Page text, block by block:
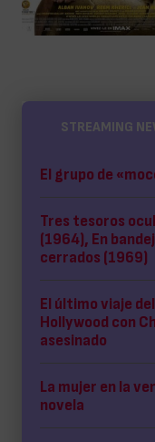
STREAMING
El grupo de
Tres tesoros
(1964), En
cerrados (1969)
El último viaje
Hollywood con
asesinado
La mujer en la
novela